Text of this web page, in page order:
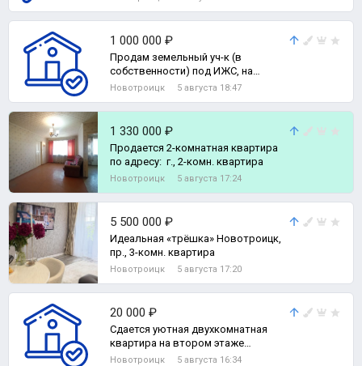
1 000 000 ₽
Продам земельный уч-к (в
собственности) под ИЖС, на
участке расположен домик
Земельный участок
Новотроицк 5 августа 18:47
1 330 000 ₽
Продается 2-комнатная квартира
по адресу: г., 2-комн. квартира
Новотроицк 5 августа 17:24
5 500 000 ₽
Идеальная «трёшка» Новотроицк,
пр., 3-комн. квартира
Новотроицк 5 августа 17:20
20 000 ₽
Сдается уютная двухкомнатная
квартира на втором этаже
пятиэтажного панельного дома., 1-
Новотроицк 5 августа 16:34